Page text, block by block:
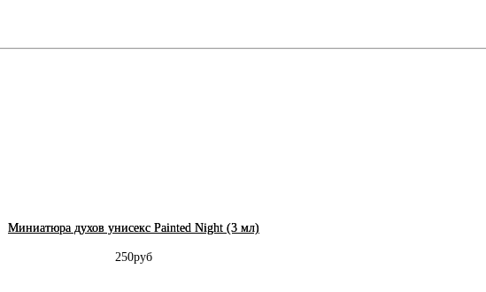
Миниатюра духов унисекс Painted Night (3 мл)
250руб